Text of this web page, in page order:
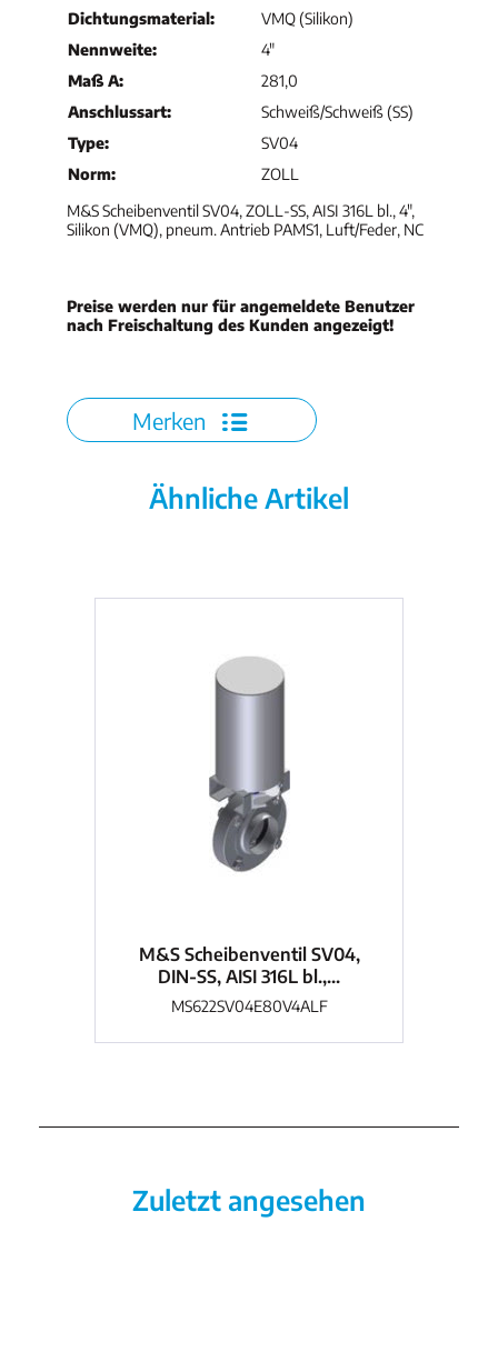
Dichtungsmaterial:
VMQ (Silikon)
Nennweite:
4"
Maß A:
281,0
Anschlussart:
Schweiß/Schweiß (SS)
Type:
SV04
Norm:
ZOLL
M&S Scheibenventil SV04, ZOLL-SS, AISI 316L bl., 4",
Silikon (VMQ), pneum. Antrieb PAMS1, Luft/Feder, NC
Preise werden nur für angemeldete Benutzer
nach Freischaltung des Kunden angezeigt!
Merken
Ähnliche Artikel
M&S Scheibenventil SV04,
DIN-SS, AISI 316L bl.,...
MS622SV04E80V4ALF
Zuletzt angesehen